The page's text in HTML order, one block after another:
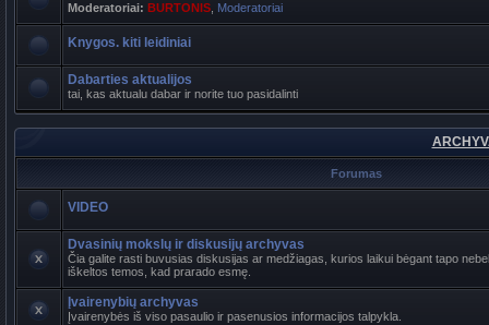
Moderatoriai: BURTONIS Moderatoriai
Knygos. kiti leidiniai
Dabarties aktualijos
tai, kas aktualu dabar ir norite tuo pasidalinti
Forumas
VIDEO
Dvasinių mokslų ir diskusijų archyvas
Čia galite rasti buvusias diskusijas ar medžiagas, kurios laikui bėgant tapo
iškeltos temos, kad prarado esmę.
Įvairenybių archyvas
Įvairenybės iš viso pasaulio ir pasenusios informacijos talpykla.